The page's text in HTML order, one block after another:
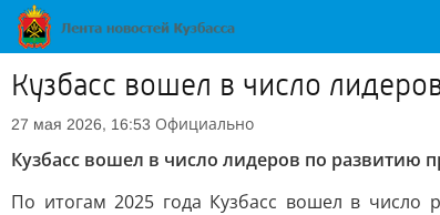
Кузбасс вошел в число
27 мая 2026, 16:53 Официально
Кузбасс вошел в число лидеров по развитию
По итогам 2025 года Кузбасс вошел в